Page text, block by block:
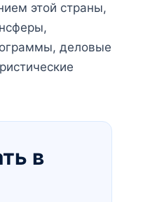
этой страны,
деловые
в